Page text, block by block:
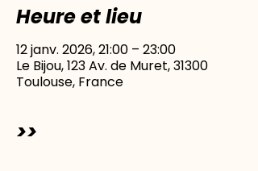
Heure et lieu
12 janv. 2026, 21:00 – 23:00
Le Bijou, 123 Av. de Muret, 31300
Toulouse, France
>>